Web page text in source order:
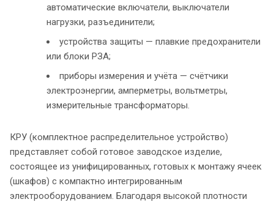
автоматические включатели, выключатели
нагрузки, разъединители;
устройства защиты — плавкие предохранители
или блоки РЗА;
приборы измерения и учёта — счётчики
электроэнергии, амперметры, вольтметры,
измерительные трансформаторы.
КРУ (комплектное распределительное устройство)
представляет собой готовое заводское изделие,
состоящее из унифицированных, готовых к монтажу ячеек
(шкафов) с компактно интегрированным
электрооборудованием. Благодаря высокой плотности